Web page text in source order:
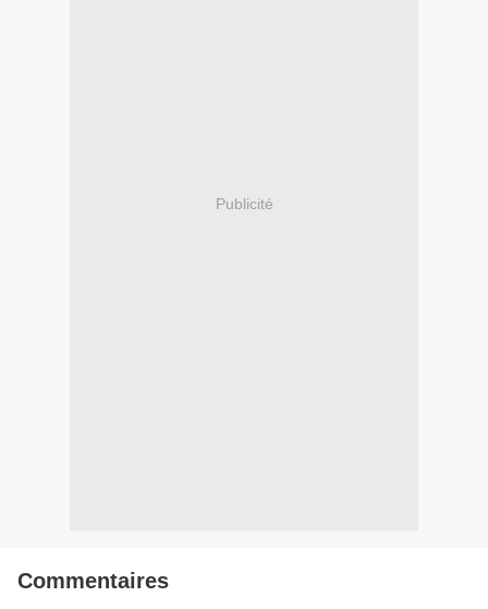
Publicité
Commentaires